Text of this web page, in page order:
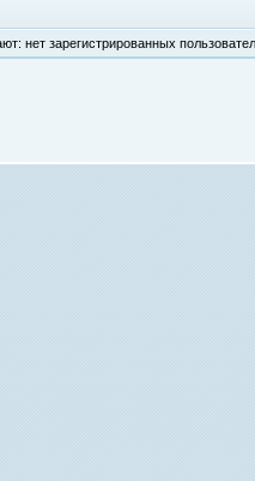
нет зарегистрированных